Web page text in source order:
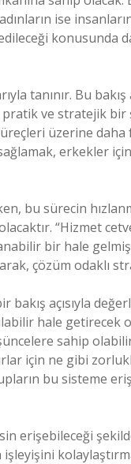
ise
konusunda
tanınır. Bu
ve stratejik bir
üzerine daha
erkekler
bu sürecin
“Hizmet
bir hale
çözüm odaklı
bakış açısıyla
hale getirecek
sahip
için ne gibi
bu sisteme
erişebileceği